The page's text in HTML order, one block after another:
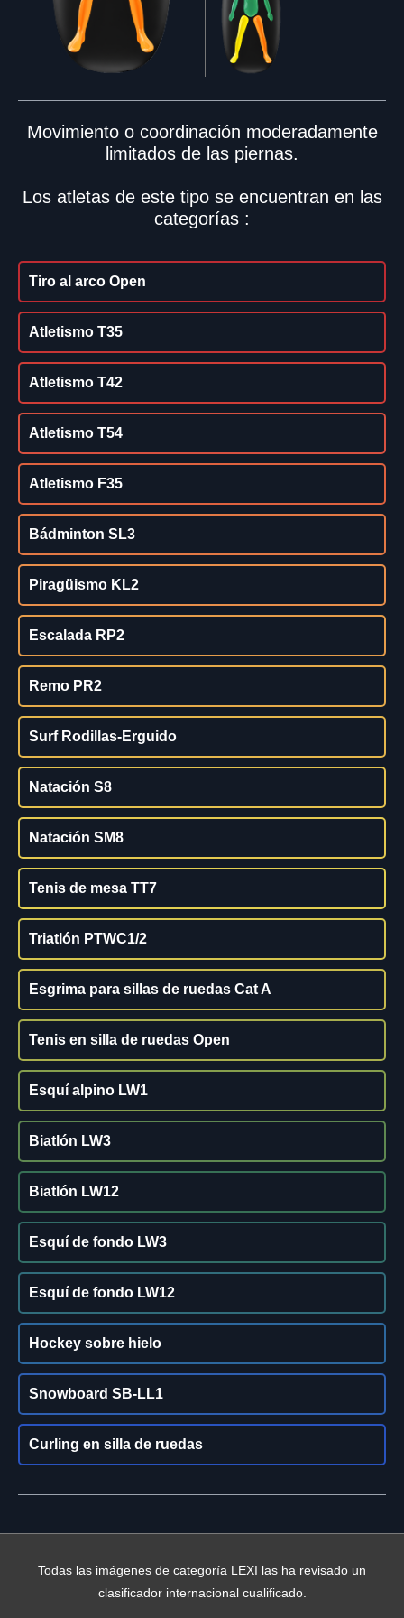
Movimiento o coordinación moderadamente
limitados de las piernas.
Los atletas de este tipo se encuentran en las
categorías :
Tiro al arco Open
Atletismo T35
Atletismo T42
Atletismo T54
Atletismo F35
Bádminton SL3
Piragüismo KL2
Escalada RP2
Remo PR2
Surf Rodillas-Erguido
Natación S8
Natación SM8
Tenis de mesa TT7
Triatlón PTWC1/2
Esgrima para sillas de ruedas Cat A
Tenis en silla de ruedas Open
Esquí alpino LW1
Biatlón LW3
Biatlón LW12
Esquí de fondo LW3
Esquí de fondo LW12
Hockey sobre hielo
Snowboard SB-LL1
Curling en silla de ruedas
Todas las imágenes de categoría LEXI las ha revisado un
clasificador internacional cualificado.